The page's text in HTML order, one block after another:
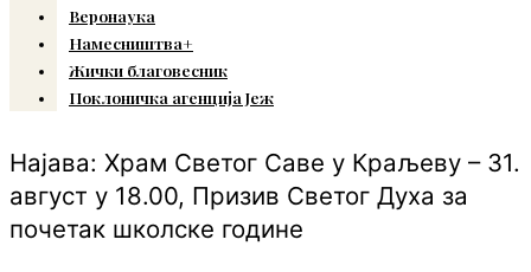
Веронаука
Намесништва+
Жички благовесник
Поклоничка агенција Јеж
Најава: Храм Светог Саве у Краљеву – 31.
август у 18.00, Призив Светог Духа за
почетак школске године